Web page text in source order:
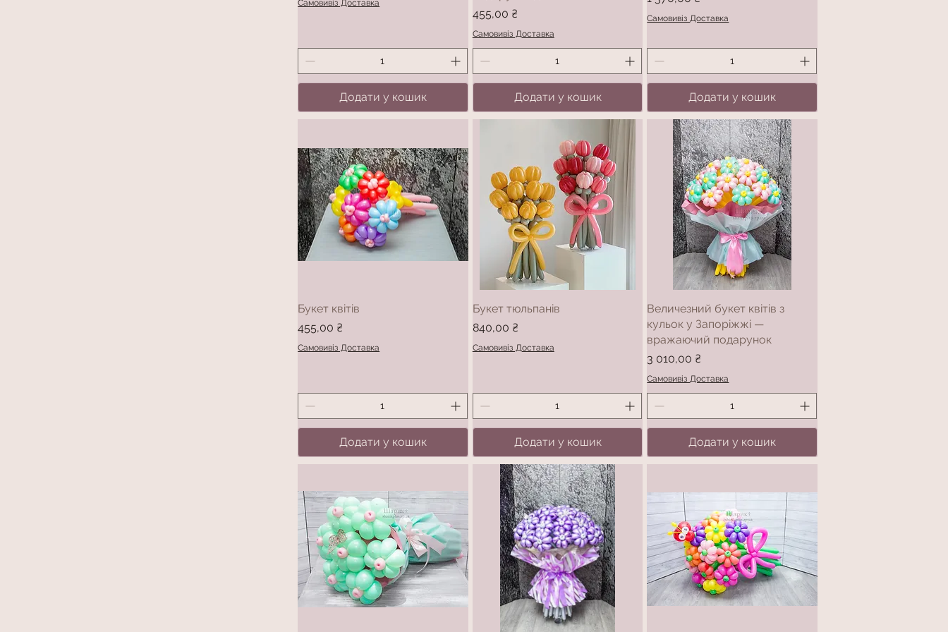
Самовивіз Доставка
Додати у кошик
Ціна
455,00 ₴
Самовивіз Доставка
Додати у кошик
Самовивіз Доставка
Додати у кошик
Букет квітів
Ціна
455,00 ₴
Самовивіз Доставка
Додати у кошик
Букет тюльпанів
Ціна
840,00 ₴
Самовивіз Доставка
Додати у кошик
Величезний букет квітів з
кульок у Запоріжжі —
вражаючий подарунок
Ціна
3 010,00 ₴
Самовивіз Доставка
Додати у кошик